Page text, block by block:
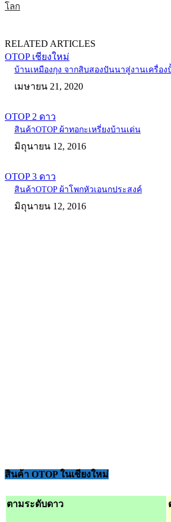
โลก
RELATED ARTICLES
OTOP เชียงใหม่
บ้านเหมืองกุง จากสิบสองปันนาสู่งานเครื่อง
เมษายน 21, 2020
OTOP 2 ดาว
สินค้าOTOP ผ้าทอกะเหรี่ยงบ้านเด่น
มิถุนายน 12, 2016
OTOP 3 ดาว
สินค้าOTOP ผ้าโพกหัวเอนกประสงค์
มิถุนายน 12, 2016
สินค้า OTOP ในเชียงใหม่
ตามระดับดาว